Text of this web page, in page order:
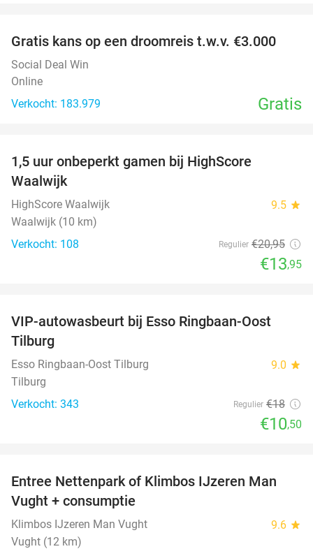
Gratis kans op een droomreis t.w.v. €3.000
Social Deal Win
Online
Verkocht: 183.979
Gratis
1,5 uur onbeperkt gamen bij HighScore
Waalwijk
HighScore Waalwijk 9.5 star
Waalwijk (10 km)
Verkocht: 108
Regulier €20,95
€13,95
42%
VIP-autowasbeurt bij Esso Ringbaan-Oost
Tilburg
Esso Ringbaan-Oost Tilburg 9.0 star
Tilburg
Verkocht: 343
Regulier €18
€10,50
29%
Entree Nettenpark of Klimbos IJzeren Man
Vught + consumptie
Klimbos IJzeren Man Vught 9.6 star
Vught (12 km)